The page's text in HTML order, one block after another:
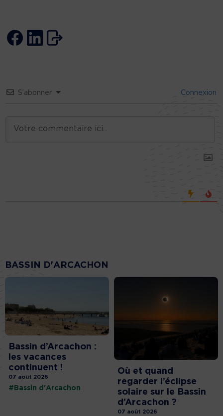
S’abonner Connexion
BASSIN D'ARCACHON
Bassin d’Arcachon :
les vacances
continuent !
07 août 2026
#Bassin d'Arcachon
Où et quand
regarder l’éclipse
solaire sur le Bassin
d’Arcachon ?
07 août 2026